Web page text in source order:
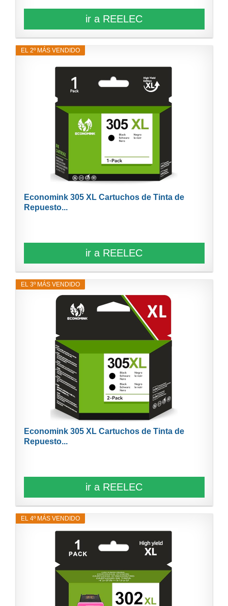
ir a REELEC
EL 2º MÁS VENDIDO
Economink 305 XL Cartuchos de Tinta de
Repuesto...
ir a REELEC
EL 3º MÁS VENDIDO
Economink 305 XL Cartuchos de Tinta de
Repuesto...
ir a REELEC
EL 4º MÁS VENDIDO